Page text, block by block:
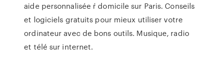
aide personnalisée ŕ domicile sur Paris. Conseils
et logiciels gratuits pour mieux utiliser votre
ordinateur avec de bons outils. Musique, radio
et télé sur internet.